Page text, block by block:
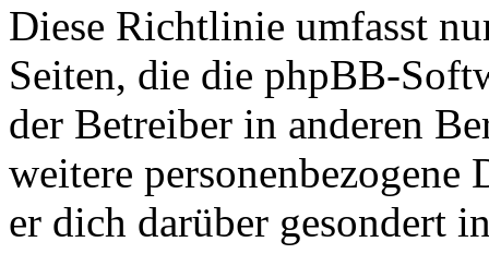
Diese Richtlinie umfasst
Seiten, die die phpBB-
der Betreiber in anderen
weitere personenbezogene
er dich darüber gesondert